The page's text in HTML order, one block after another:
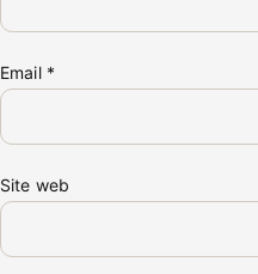
Email *
Site web